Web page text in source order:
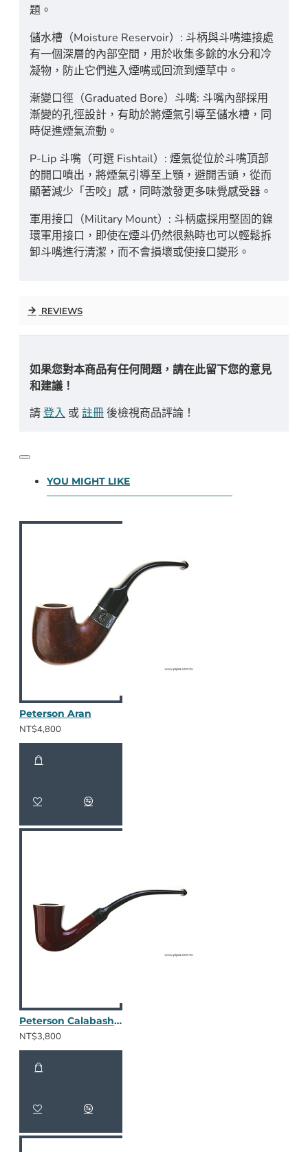
題。
儲水槽（Moisture Reservoir）: 斗柄與斗嘴連接處
有一個深層的內部空間，用於收集多餘的水分和冷
凝物，防止它們進入煙嘴或回流到煙草中。
漸變口徑（Graduated Bore）斗嘴: 斗嘴內部採用
漸變的孔徑設計，有助於將煙氣引導至儲水槽，同
時促進煙氣流動。
P-Lip 斗嘴（可選 Fishtail）: 煙氣從位於斗嘴頂部
的開口噴出，將煙氣引導至上顎，避開舌頭，從而
顯著減少「舌咬」感，同時激發更多味覺感受器。
軍用接口（Military Mount）: 斗柄處採用堅固的鎳
環軍用接口，即使在煙斗仍然很熱時也可以輕鬆拆
卸斗嘴進行清潔，而不會損壞或使接口變形。
REVIEWS
如果您對本商品有任何問題，請在此留下您的意見
和建議！
請登入 或註冊後檢視商品評論！
YOU MIGHT LIKE
Peterson Aran
NT$4,800
Peterson Calabash Red 小斗
NT$3,800